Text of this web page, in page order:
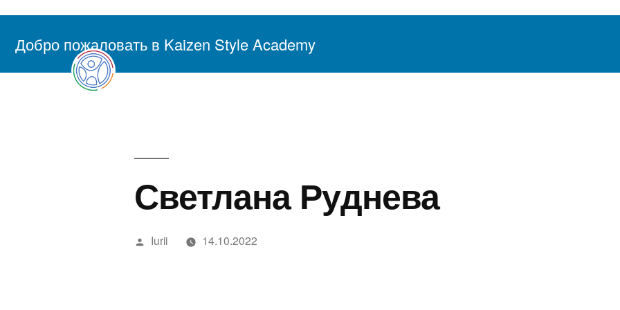
Добро пожаловать в Kaizen Style Academy
Перейти
содержимому
Академия Осознанной Жизни
Светлана Руднева
Написано
Iurii 14.10.2022